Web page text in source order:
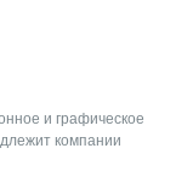
и графическое
компании